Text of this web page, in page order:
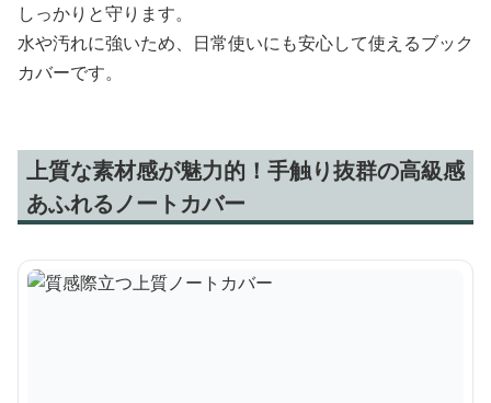
しっかりと守ります。
水や汚れに強いため、日常使いにも安心して使えるブック
カバーです。
上質な素材感が魅力的！手触り抜群の高級感
あふれるノートカバー